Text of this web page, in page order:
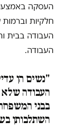
העסקה
חלקיות
העבודה בבית
העבודה.
"נשים הן
העבודה שלא
בבני
השתלבותן